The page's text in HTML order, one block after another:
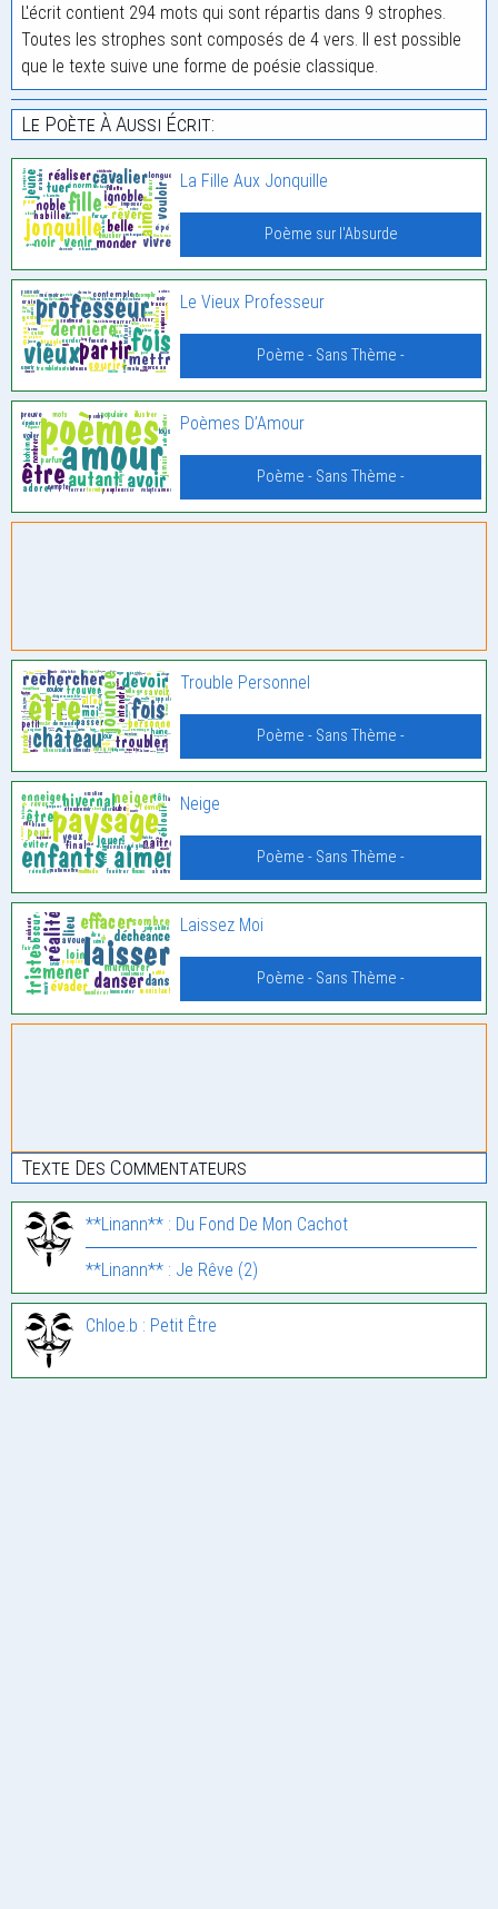
L'écrit contient 294 mots qui sont répartis dans 9 strophes.
Toutes les strophes sont composés de 4 vers. Il est possible
que le texte suive une forme de poésie classique.
Le Poète À Aussi Écrit:
La Fille Aux Jonquille
Poème sur l'Absurde
Le Vieux Professeur
Poème - Sans Thème -
Poèmes D’Amour
Poème - Sans Thème -
Trouble Personnel
Poème - Sans Thème -
Neige
Poème - Sans Thème -
Laissez Moi
Poème - Sans Thème -
Texte Des Commentateurs
**Linann** : Du Fond De Mon Cachot
**Linann** : Je Rêve (2)
Chloe.b : Petit Être